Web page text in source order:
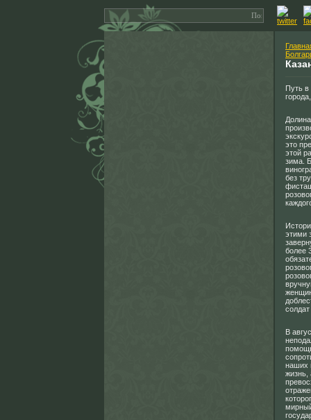
Путь в
это
этой
зима.
без
этими
более
В
наших
жизнь,